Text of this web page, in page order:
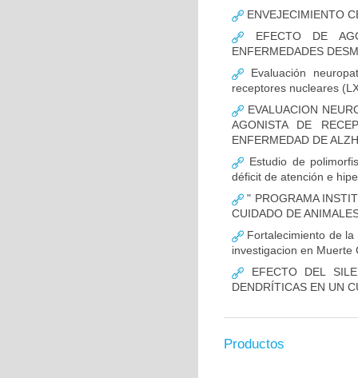
ENVEJECIMIENTO
EFECTO DE
ENFERMEDADES
Evaluación
receptores nucleares
EVALUACION
AGONISTA DE
ENFERMEDAD DE
Estudio de
déficit de atención e
" PROGRAMA
CUIDADO DE
Fortalecimiento de la
investigacion en Muerte
EFECTO DEL
DENDRÍTICAS EN UN
Productos